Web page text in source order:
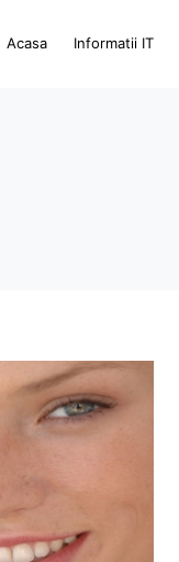
Acasa Informatii IT